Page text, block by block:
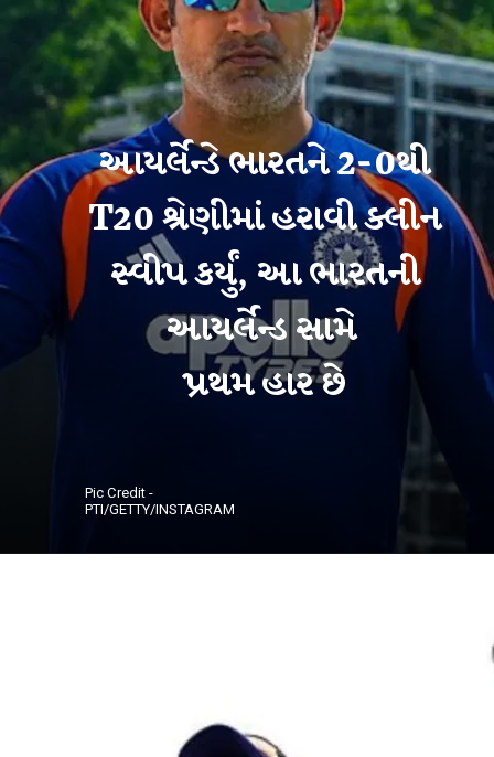
આયર્લેન્ડે ભારતને 2-0થી
T20 શ્રેણીમાં હરાવી ક્લીન
સ્વીપ કર્યું, આ ભારતની
આયર્લેન્ડ સામે
પ્રથમ હાર છે
Pic Credit -